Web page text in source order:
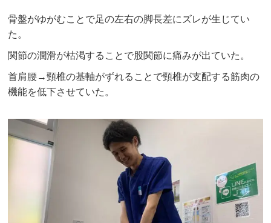
骨盤がゆがむことで足の左右の脚長差にズレが生じてい
た。
関節の潤滑が枯渇することで股関節に痛みが出ていた。
首肩腰→頸椎の基軸がずれることで頸椎が支配する筋肉の
機能を低下させていた。